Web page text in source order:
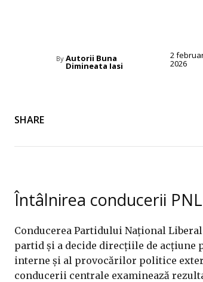
By Autorii Buna
Dimineata Iasi
2
2026
SHARE
Întâlnirea conducerii PNL
Conducerea Partidului Național
partid și a decide direcțiile de acțiune
interne și al provocărilor politice
conducerii centrale examinează